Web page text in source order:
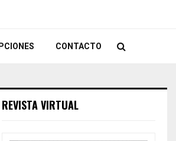
CONTACTO
REVISTA VIRTUAL